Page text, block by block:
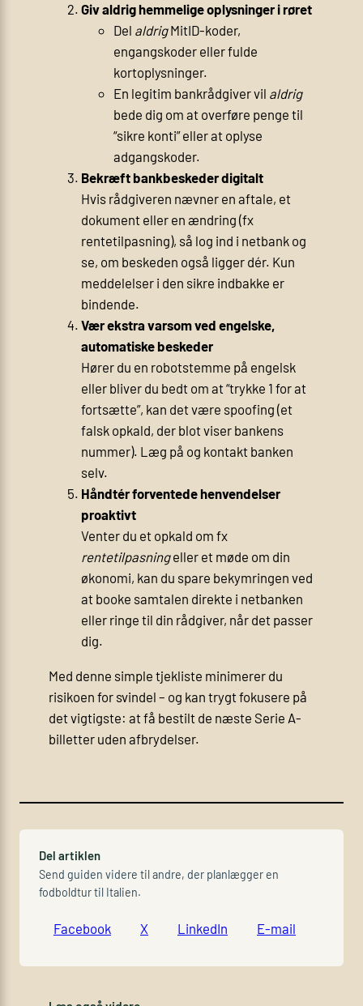
Giv aldrig hemmelige oplysninger i røret
Del aldrigMitID-koder,
engangskoder eller fulde
kortoplysninger.
En legitim bankrådgiver vil aldrig
bede dig om at overføre penge til
“sikre konti” eller at oplyse
adgangskoder.
Bekræft bank­beskeder digitalt
Hvis rådgiveren nævner en aftale, et
dokument eller en ændring (fx
rentetilpasning), så log ind i netbank og
se, om beskeden også ligger dér. Kun
meddelelser i den sikre indbakke er
bindende.
Vær ekstra varsom ved engelske,
automatiske beskeder
Hører du en robotstemme på engelsk
eller bliver du bedt om at “trykke 1 for at
fortsætte”, kan det være spoofing (et
falsk opkald, der blot viser bankens
nummer). Læg på og kontakt banken
selv.
Håndtér forventede henvendelser
proaktivt
Venter du et opkald om fx
rentetilpasningeller et møde om din
økonomi, kan du spare bekymringen ved
at booke samtalen direkte i netbanken
eller ringe til din rådgiver, når det passer
dig.
Med denne simple tjekliste minimerer du
risikoen for svindel – og kan trygt fokusere på
det vigtigste: at få bestilt de næste Serie A-
billetter uden afbrydelser.
Del artiklen
Send guiden videre til andre, der planlægger en
fodboldtur til Italien.
Facebook X LinkedIn E-mail